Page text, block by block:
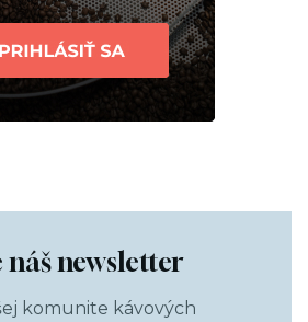
newsletter
komunite kávových